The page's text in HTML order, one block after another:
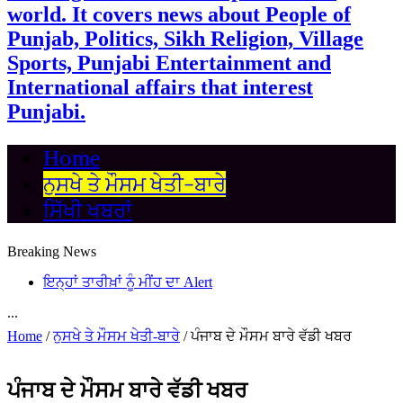
world. It covers news about People of
Punjab, Politics, Sikh Religion, Village
Sports, Punjabi Entertainment and
International affairs that interest
Punjabi.
Home
ਨੁਸਖੇ ਤੇ ਮੌਸਮ ਖੇਤੀ-ਬਾਰੇ
ਸਿੱਖੀ ਖਬਰਾਂ
Breaking News
ਇਨ੍ਹਾਂ ਤਾਰੀਖ਼ਾਂ ਨੂੰ ਮੀਂਹ ਦਾ Alert
...
Home / ਨੁਸਖੇ ਤੇ ਮੌਸਮ ਖੇਤੀ-ਬਾਰੇ / ਪੰਜਾਬ ਦੇ ਮੌਸਮ ਬਾਰੇ ਵੱਡੀ ਖਬਰ
ਪੰਜਾਬ ਦੇ ਮੌਸਮ ਬਾਰੇ ਵੱਡੀ ਖਬਰ